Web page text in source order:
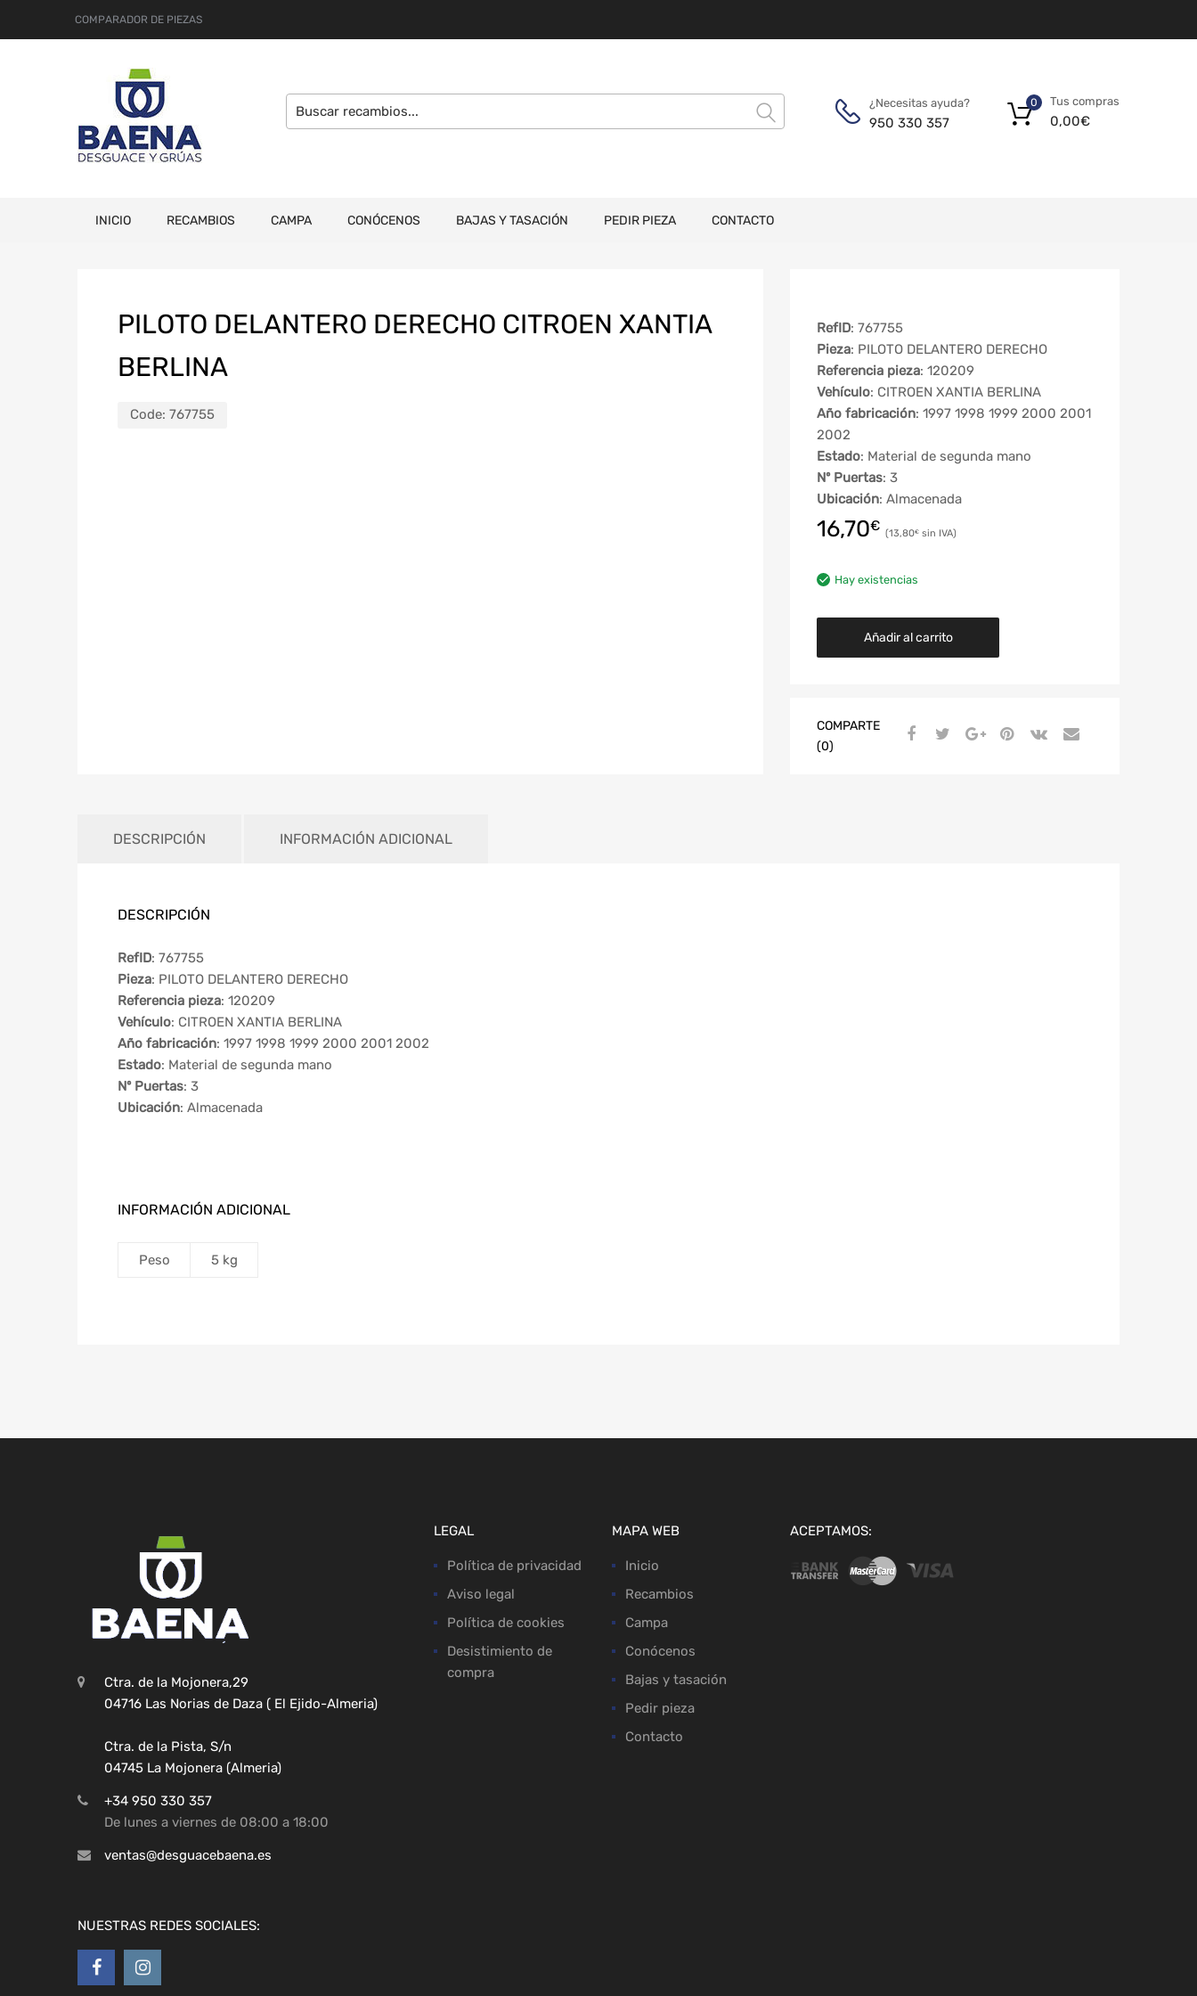
COMPARADOR DE PIEZAS
¿Necesitas ayuda?
950 330 357
Tus compras
0,00€
0
INICIO RECAMBIOS CAMPA CONÓCENOS BAJAS Y TASACIÓN PEDIR PIEZA CONTACTO
PILOTO DELANTERO DERECHO CITROEN XANTIA
BERLINA
Code: 767755
RefID: 767755
Pieza: PILOTO DELANTERO DERECHO
Referencia pieza: 120209
Vehículo: CITROEN XANTIA BERLINA
Año fabricación: 1997 1998 1999 2000 2001
2002
Estado: Material de segunda mano
Nº Puertas: 3
Ubicación: Almacenada
16,70€ 13,80€
Hay existencias
Añadir al carrito
COMPARTE
(0)
DESCRIPCIÓN INFORMACIÓN ADICIONAL
DESCRIPCIÓN
RefID: 767755
Pieza: PILOTO DELANTERO DERECHO
Referencia pieza: 120209
Vehículo: CITROEN XANTIA BERLINA
Año fabricación: 1997 1998 1999 2000 2001 2002
Estado: Material de segunda mano
Nº Puertas: 3
Ubicación: Almacenada
INFORMACIÓN ADICIONAL
Peso 5 kg
Ctra. de la Mojonera,29
04716 Las Norias de Daza ( El Ejido-Almeria)
Ctra. de la Pista, S/n
04745 La Mojonera (Almeria)
+34 950 330 357
De lunes a viernes de 08:00 a 18:00
ventas@desguacebaena.es
NUESTRAS REDES SOCIALES:
LEGAL
Política de privacidad
Aviso legal
Política de cookies
Desistimiento de
compra
MAPA WEB
Inicio
Recambios
Campa
Conócenos
Bajas y tasación
Pedir pieza
Contacto
ACEPTAMOS: